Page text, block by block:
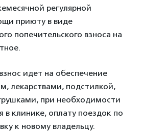
регулярной
приюту в виде
попечительского взноса на
идет на обеспечение
лекарствами, подстилкой,
при необходимости
в клинике, оплату поездок по
к новому владельцу.